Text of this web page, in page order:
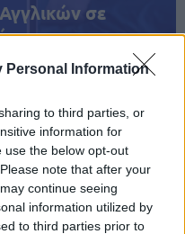
Personal Information
to third parties, or
information for
use the below opt-out
note that after your
continue seeing
information utilized by
to third parties prior to
σε
σας
η πιο Εύκολη
σε 2